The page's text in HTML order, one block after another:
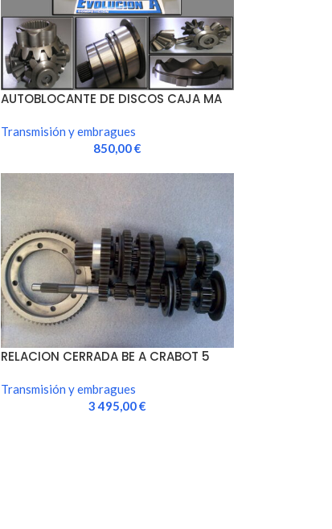
AUTOBLOCANTE DE DISCOS CAJA MA
Transmisión y embragues
850,00€
RELACION CERRADA BE A CRABOT 5
Transmisión y embragues
3 495,00€